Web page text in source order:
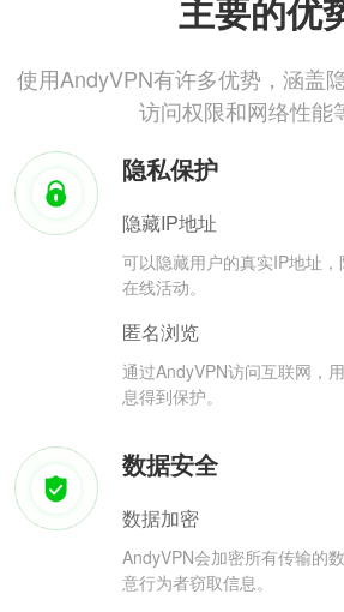
主要的优
使用AndyVPN有许多优势，涵盖
访问权限和网络性能
隐私保护
隐藏IP地址
可以隐藏用户的真实IP地址
在线活动。
匿名浏览
通过AndyVPN访问互联网，
息得到保护。
数据安全
数据加密
AndyVPN会加密所有传输的
意行为者窃取信息。